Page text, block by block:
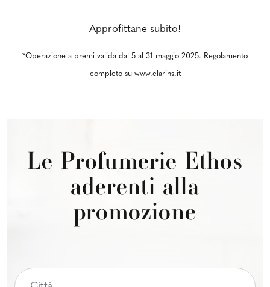
Approfittane subito!
*Operazione a premi valida dal 5 al 31 maggio 2025. Regolamento
completo su www.clarins.it
Le Profumerie Ethos
aderenti alla
promozione